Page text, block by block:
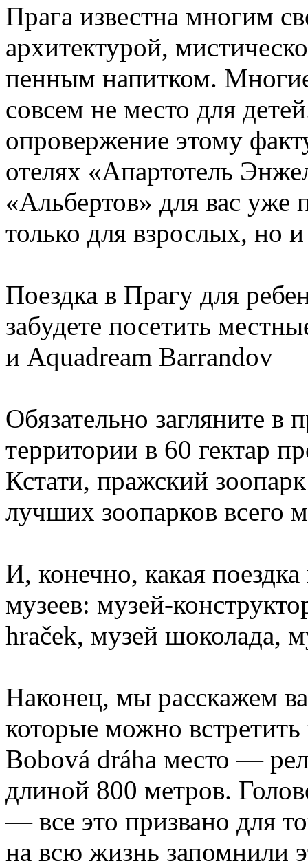
Прага известна многим
архитектурой,
пенным напитком.
совсем не место для
опровержение этому
отелях «Апартотель
«Альбертов» для вас уже
только для взрослых, но
Поездка в Прагу для
забудете посетить
и Aquadream Barrandov
Обязательно загляните в
территории в 60 гектар
Кстати, пражский
лучших зоопарков всего
И, конечно, какая
музеев: музей-
hraček, музей шоколада,
Наконец, мы расскажем
которые можно встретить
Bobová dráha место —
длиной 800 метров.
— все это призвано для
на всю жизнь запомнили